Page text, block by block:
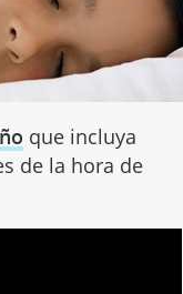
que incluya
de la hora de